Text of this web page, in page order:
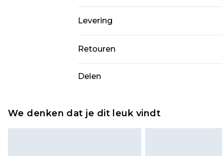
Levering
Standaardlevering Nederland
Expressdienst Nederland
Retouren
wordt gebracht op uw
Delen
We denken dat je dit leuk vindt